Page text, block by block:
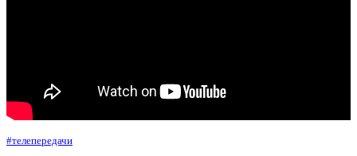
#телепередачи